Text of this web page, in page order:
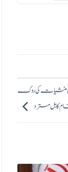
منشیات کی روک
کا بل مسترد